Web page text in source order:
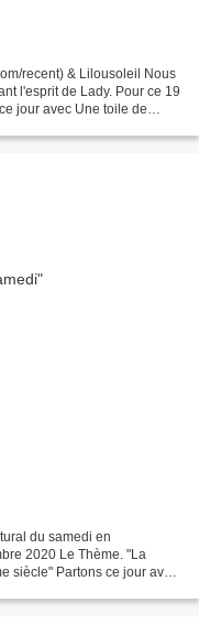
recent) & Lilousoleil Nous
l'esprit de Lady. Pour ce 19
jour avec Une toile de
du samedi en
2020 Le Thème. "La
siècle" Partons ce jour avec